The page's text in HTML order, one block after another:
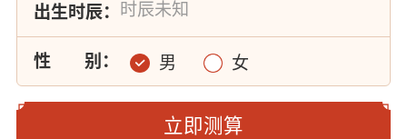
出生时辰：
性 别： 男 女
立即测算